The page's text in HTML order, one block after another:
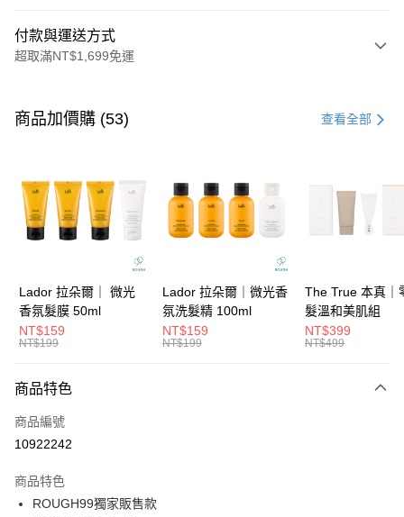
付款與運送方式
超取滿NT$1,699免運
信用卡一次付款
3 期 0 利率 每期NT$466
合作金庫商業銀行
第一商業銀行
華南商業銀行
彰化商業銀行
兆豐國際商業銀行
臺灣中小企業銀行
台中商業銀行
匯豐（台灣）商業銀行
華泰商業銀行
聯邦商業銀行
元大商業銀行
台灣樂天信用卡公司
6 期 0 利率 每期 NT$233 21家銀行
合作金庫商業銀行
第一商業銀行
台北富邦商業銀行
國泰世華商業銀行
兆豐國際商業銀行
臺灣中小企業銀行
台中商業銀行
匯豐（台灣）商業銀行
聯邦商業銀行
玉山商業銀行
台灣樂天信用卡公司
超商取貨付款
Apple Pay
街口支付
相關說明
【大哥付你分期使用說明】
2.付款方式選擇「大哥付你分期」，訂單成立後會自動跳轉到大哥付的交易
流程，驗證手機門號後，選擇欲分期的期數、繳款截止日，確認付款後即完
運送方式
商品加價購 (53) 查看全部
Lador 拉朵爾｜ 微光
香氛髮膜 50ml
NT$159
NT$199
Lador 拉朵爾｜微光香
氛洗髮精 100ml
NT$159
NT$199
The True 本真｜
髮溫和美肌組
NT$399
NT$499
商品特色
商品編號
10922242
商品特色
ROUGH99獨家販售款